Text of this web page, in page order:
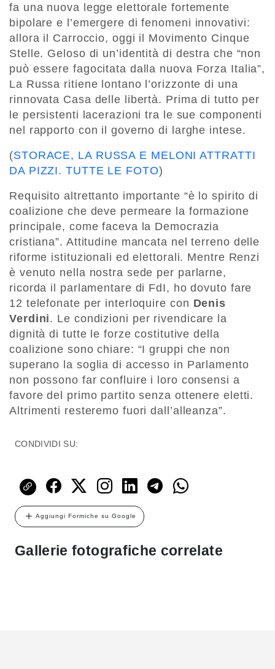
fa una nuova legge elettorale fortemente
bipolare e l’emergere di fenomeni innovativi:
allora il Carroccio, oggi il Movimento Cinque
Stelle. Geloso di un’identità di destra che “non
può essere fagocitata dalla nuova Forza Italia”,
La Russa ritiene lontano l’orizzonte di una
rinnovata Casa delle libertà. Prima di tutto per
le persistenti lacerazioni tra le sue componenti
nel rapporto con il governo di larghe intese.
(STORACE, LA RUSSA E MELONI ATTRATTI
DA PIZZI. TUTTE LE FOTO)
Requisito altrettanto importante “è lo spirito di
coalizione che deve permeare la formazione
principale, come faceva la Democrazia
cristiana”. Attitudine mancata nel terreno delle
riforme istituzionali ed elettorali. Mentre Renzi
è venuto nella nostra sede per parlarne,
ricorda il parlamentare di FdI, ho dovuto fare
12 telefonate per interloquire con Denis
Verdini. Le condizioni per rivendicare la
dignità di tutte le forze costitutive della
coalizione sono chiare: “I gruppi che non
superano la soglia di accesso in Parlamento
non possono far confluire i loro consensi a
favore del primo partito senza ottenere eletti.
Altrimenti resteremo fuori dall’alleanza”.
CONDIVIDI SU:
Aggiungi Formiche su Google
Gallerie fotografiche correlate